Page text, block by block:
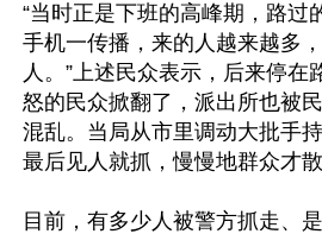
“当时正是下班的高峰期，路过
手机一传播，来的人越来越多
人。”上述民众表示，后来停在
怒的民众掀翻了，派出所也被
混乱。当局从市里调动大批手
最后见人就抓，慢慢地群众才散
目前，有多少人被警方抓走、